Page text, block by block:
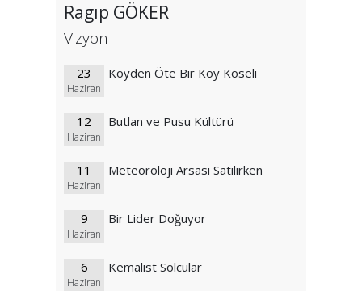
Ragıp GÖKER
Vizyon
23
Haziran
Köyden Öte Bir Köy Köseli
12
Haziran
Butlan ve Pusu Kültürü
11
Haziran
Meteoroloji Arsası Satılırken
9
Haziran
Bir Lider Doğuyor
6
Haziran
Kemalist Solcular